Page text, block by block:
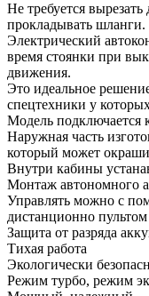
Не требуется
прокладывать шланги.
Электрический
время стоянки при
движения.
Это идеальное
спецтехники у
Модель подключается
Наружная часть
который может
Внутри кабины
Монтаж автономного
Управлять можно с
дистанционно
Защита от разряда
Тихая работа
Экологически
Режим турбо, режим